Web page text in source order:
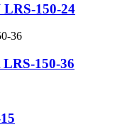
150-24
150-36